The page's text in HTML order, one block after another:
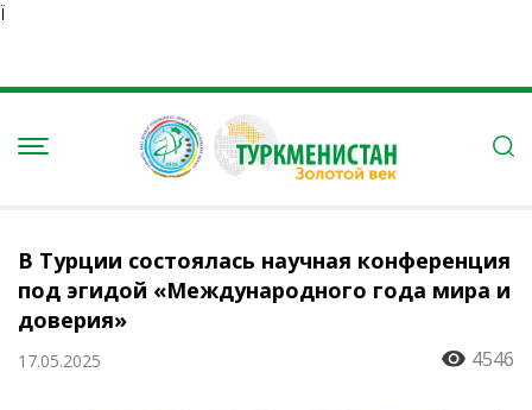
Ï
В Турции состоялась научная конференция
под эгидой «Международного года мира и
доверия»
17.05.2025 4546